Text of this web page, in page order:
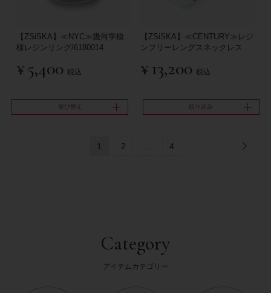
【ZSiSKA】≪NYC≫幾何学模
様レジンリング/6180014
¥5,400 税込
【ZSiSKA】≪CENTURY≫レジ
ンフリーレングスネックレス
¥ 13,200 税込
並び替え 絞り込み
1 2 4
Category
アイテムカテゴリー